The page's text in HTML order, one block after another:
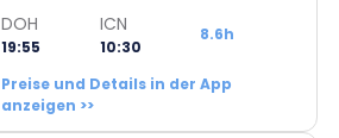
DOH
19:55
ICN
10:30
8.6h
Preise und Details in der App
anzeigen >>